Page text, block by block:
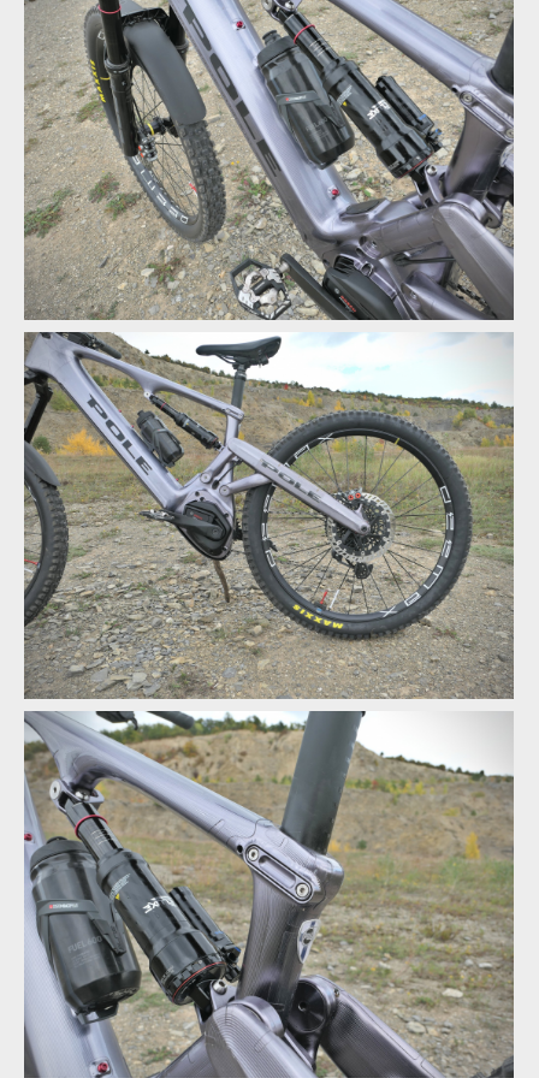
19 cm zdvihu vzadu odpovídá i zdvih vidlice
19 cm zdvihu vzadu odpovídá i zdvih vidlice
19 cm zdvihu vzadu odpovídá i zdvih vidlice
19 cm zdvihu vzadu odpovídá i zdvih vidlice
19 cm zdvihu vzadu odpovídá i zdvih vidlice
19 cm zdvihu vzadu odpovídá i zdvih vidlice
19 cm zdvihu vzadu odpovídá i zdvih vidlice
19 cm zdvihu vzadu odpovídá i zdvih vidlice
19 cm zdvihu vzadu odpovídá i zdvih vidlice
Tlumič je v rámu umístěn excentricky a pootočen o 90 st.
Tlumič je v rámu umístěn excentricky a pootočen o 90 st.
Tlumič je v rámu umístěn excentricky a pootočen o 90 st.
Tlumič je v rámu umístěn excentricky a pootočen o 90 st.
Tlumič je v rámu umístěn excentricky a pootočen o 90 st.
Tlumič je v rámu umístěn excentricky a pootočen o 90 st.
Tlumič je v rámu umístěn excentricky a pootočen o 90 st.
Tlumič je v rámu umístěn excentricky a pootočen o 90 st.
Tlumič je v rámu umístěn excentricky a pootočen o 90 st.
Zadní stavba ve své kráse
Zadní stavba ve své kráse
Zadní stavba ve své kráse
Zadní stavba ve své kráse
Zadní stavba ve své kráse